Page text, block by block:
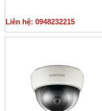
Liên hệ: 0948232215